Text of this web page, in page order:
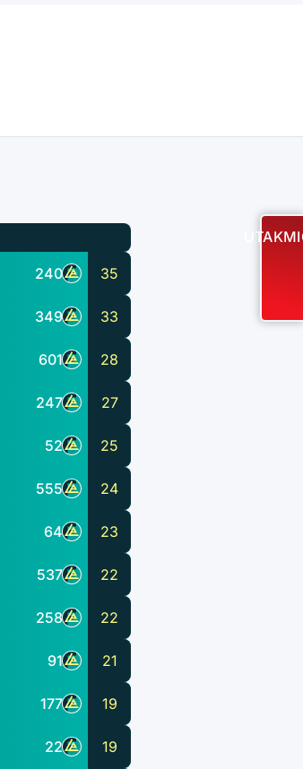
240 35
349 33
601 28
247 27
52 25
555 24
64 23
537 22
258 22
91 21
177 19
22 19